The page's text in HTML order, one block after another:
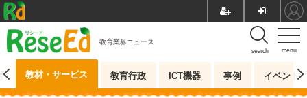
menu
search
教育業界ニュース
教材・サービス 教育行政 ICT機器 事例 イベント